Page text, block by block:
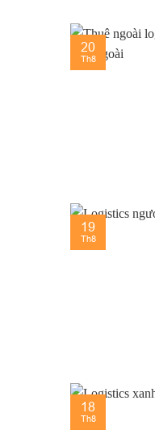
20
Th8
19
Th8
18
Th8